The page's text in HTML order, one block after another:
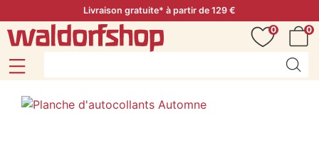
Livraison gratuite* à partir de 129 €
0
0